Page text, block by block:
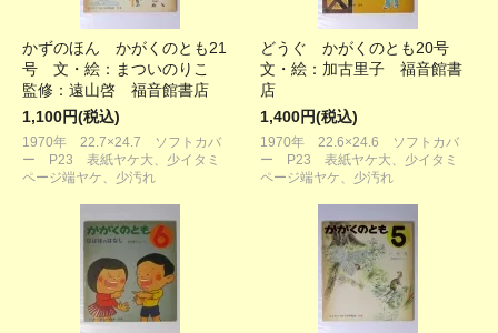
かずのほん かがくのとも21
号 文・絵：まついのりこ
監修：遠山啓 福音館書店
1,100円(税込)
1970年 22.7×24.7 ソフトカバ
ー P23 表紙ヤケ大、少イタミ
ページ端ヤケ、少汚れ
どうぐ かがくのとも20号
文・絵：加古里子 福音館書
店
1,400円(税込)
1970年 22.6×24.6 ソフトカバ
ー P23 表紙ヤケ大、少イタミ
ページ端ヤケ、少汚れ